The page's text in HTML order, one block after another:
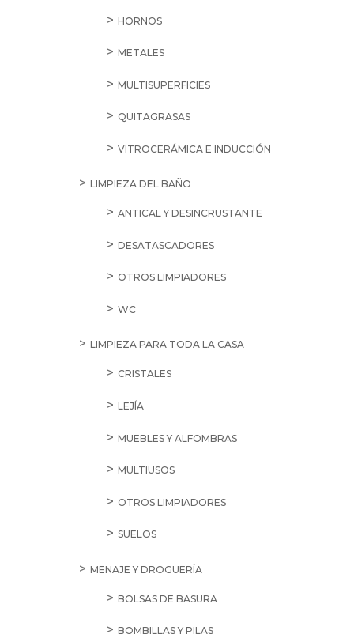
HORNOS
METALES
MULTISUPERFICIES
QUITAGRASAS
VITROCERÁMICA E INDUCCIÓN
LIMPIEZA DEL BAÑO
ANTICAL Y DESINCRUSTANTE
DESATASCADORES
OTROS LIMPIADORES
WC
LIMPIEZA PARA TODA LA CASA
CRISTALES
LEJÍA
MUEBLES Y ALFOMBRAS
MULTIUSOS
OTROS LIMPIADORES
SUELOS
MENAJE Y DROGUERÍA
BOLSAS DE BASURA
BOMBILLAS Y PILAS